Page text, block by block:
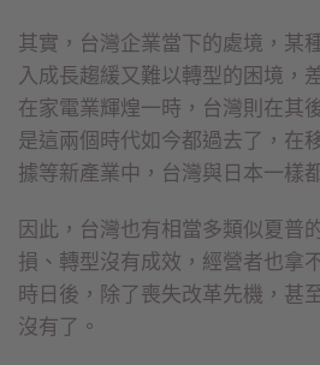
其實，台灣企業當下的處境，某
入成長趨緩又難以轉型的困境，
在家電業輝煌一時，台灣則在其
是這兩個時代如今都過去了，在
據等新產業中，台灣與日本一樣
因此，台灣也有相當多類似夏普
損、轉型沒有成效，經營者也拿
時日後，除了喪失改革先機，甚
沒有了。